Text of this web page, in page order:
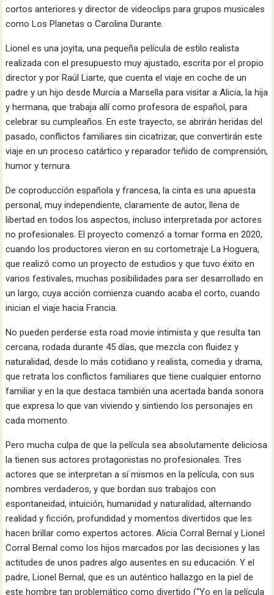
cortos anteriores y director de videoclips para grupos musicales
como Los Planetas o Carolina Durante.
Lionel es una joyita, una pequeña película de estilo realista
realizada con el presupuesto muy ajustado, escrita por el propio
director y por Raúl Liarte, que cuenta el viaje en coche de un
padre y un hijo desde Murcia a Marsella para visitar a Alicia, la hija
y hermana, que trabaja allí como profesora de español, para
celebrar su cumpleaños. En este trayecto, se abrirán heridas del
pasado, conflictos familiares sin cicatrizar, que convertirán este
viaje en un proceso catártico y reparador teñido de comprensión,
humor y ternura.
De coproducción española y francesa, la cinta es una apuesta
personal, muy independiente, claramente de autor, llena de
libertad en todos los aspectos, incluso interpretada por actores
no profesionales. El proyecto comenzó a tomar forma en 2020,
cuando los productores vieron en su cortometraje La Hoguera,
que realizó como un proyecto de estudios y que tuvo éxito en
varios festivales, muchas posibilidades para ser desarrollado en
un largo, cuya acción comienza cuando acaba el corto, cuando
inician el viaje hacia Francia.
No pueden perderse esta road movie intimista y que resulta tan
cercana, rodada durante 45 días, que mezcla con fluidez y
naturalidad, desde lo más cotidiano y realista, comedia y drama,
que retrata los conflictos familiares que tiene cualquier entorno
familiar y en la que destaca también una acertada banda sonora
que expresa lo que van viviendo y sintiendo los personajes en
cada momento.
Pero mucha culpa de que la película sea absolutamente deliciosa
la tienen sus actores protagonistas no profesionales. Tres
actores que se interpretan a sí mismos en la película, con sus
nombres verdaderos, y que bordan sus trabajos con
espontaneidad, intuición, humanidad y naturalidad, alternando
realidad y ficción, profundidad y momentos divertidos que les
hacen brillar como expertos actores. Alicia Corral Bernal y Lionel
Corral Bernal como los hijos marcados por las decisiones y las
actitudes de unos padres algo ausentes en su educación. Y el
padre, Lionel Bernal, que es un auténtico hallazgo en la piel de
este hombre tan problemático como divertido (“Yo en la película